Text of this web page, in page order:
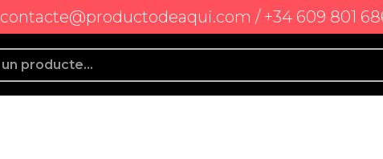
contacte@productodeaqui.com / +34 609 801